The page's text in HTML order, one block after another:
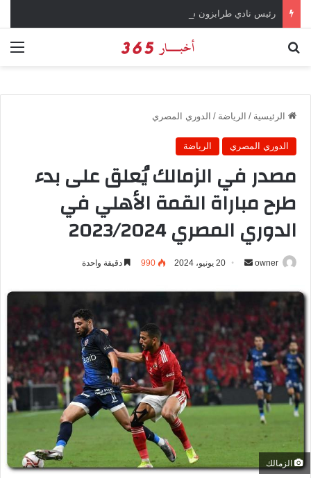
الرئيسية / الرياضة / الدوري المصري
الدوري المصري الرياضة
مصدر في الزمالك يُعلق على بدء
طرح مباراة القمة الأهلي في
الدوري المصري 2023/2024
owner
ر
ي
د
ت
20 يونيو، 2024 990 دقيقة واحدة
الزمالك